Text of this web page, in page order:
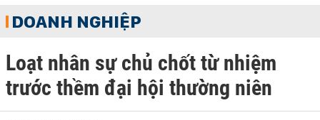
DOANH NGHIỆP
Loạt nhân sự chủ chốt từ nhiệm
trước thềm đại hội thường niên